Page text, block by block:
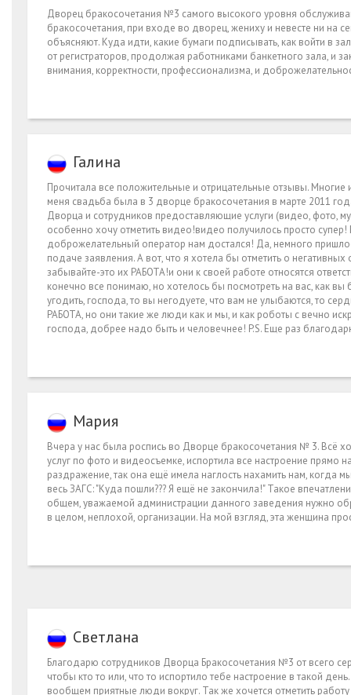
Дворец бракосочетания №3 самого высокого уровня
бракосочетания, при входе во дворец, жениху и невесте ни на
объясняют. Куда идти, какие бумаги подписывать, как войти в
от регистраторов, продолжая работниками банкетного зала, и
внимания, корректности, профессионализма, и
Галина
Прочитала все положительные и отрицательные отзывы.
меня свадьба была в 3 дворце бракосочетания в марте 2011
Дворца и сотрудников предоставляющие услуги (видео, фото,
особенно хочу отметить видео!видео получилось просто
доброжелательный оператор нам достался! Да, немного
подаче заявления. А вот, что я хотела бы отметить о
забывайте-это их РАБОТА!и они к своей работе относятся
конечно все понимаю, но хотелось бы посмотреть на вас, как
угодить, господа, то вы негодуете, что вам не улыбаются, то
РАБОТА, но они такие же люди как и мы, и как роботы с вечно
господа, добрее надо быть и человечнее! P.S. Еще раз
Мария
Вчера у нас была роспись во Дворце бракосочетания № 3. Всё
услуг по фото и видеосъемке, испортила все настроение
раздражение, так она ещё имела наглость нахамить нам, когда
весь ЗАГС: "Куда пошли??? Я ещё не закончила!" Такое
общем, уважаемой администрации данного заведения нужно
в целом, неплохой, организации. На мой взгляд, эта женщина
Светлана
Благодарю сотрудников Дворца Бракосочетания №3 от всего
чтобы кто то или, что то испортило тебе настроение в такой
вообщем приятные люди вокруг. Так же хочется отметить